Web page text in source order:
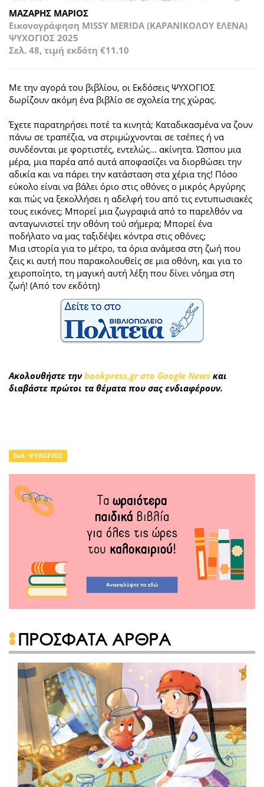
ΜΑΖΑΡΗΣ ΜΑΡΙΟΣ
Εικονογράφηση MISSY MERIDA (ΚΑΡΑΝΙΚΟΛΟΥ ΕΛΕΝΑ)
ΨΥΧΟΓΙΟΣ 2025
Σελ. 48, τιμή εκδότη €11.10
Με την αγορά του βιβλίου, οι Εκδόσεις ΨΥΧΟΓΙΟΣ
δωρίζουν ακόμη ένα βιβλίο σε σχολεία της χώρας.
Έχετε παρατηρήσει ποτέ τα κινητά; Καταδικασμένα να ζουν
πάνω σε τραπέζια, να στριμώχνονται σε τσέπες ή να
συνδέονται με φορτιστές, εντελώς... ακίνητα. Ώσπου μια
μέρα, μια παρέα από αυτά αποφασίζει να διορθώσει την
αδικία και να πάρει την κατάσταση στα χέρια της! Πόσο
εύκολο είναι να βάλει όριο στις οθόνες ο μικρός Αργύρης
και πώς να ξεκολλήσει η αδελφή του από τις εντυπωσιακές
τους εικόνες; Μπορεί μια ζωγραφιά από το παρελθόν να
ανταγωνιστεί την οθόνη τού σήμερα; Μπορεί ένα
ποδήλατο να μας ταξιδέψει κόντρα στις οθόνες;
Μια ιστορία για το μέτρο, τα όρια ανάμεσα στη ζωή που
ζεις κι αυτή που παρακολουθείς σε μια οθόνη, και για το
χειροποίητο, τη μαγική αυτή λέξη που δίνει νόημα στη
ζωή! (Από τον εκδότη)
Ακολουθήστε τηνbookpress.gr στο Google News και
διαβάστε πρώτοι τα θέματα που σας ενδιαφέρουν.
Εκδ. ΨΥΧΟΓΙΟΣ
ΠΡΟΣΦΑΤΑ ΑΡΘΡΑ